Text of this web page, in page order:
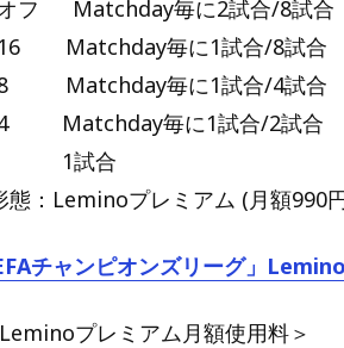
フ Matchday毎に2試合/8試合
Matchday毎に1試合/8試合
8 Matchday毎に1試合/4試合
4 Matchday毎に1試合/2試合
1試合
態：Leminoプレミアム (月額
チャンピオンズリーグ」
プレミアム月額使用料＞